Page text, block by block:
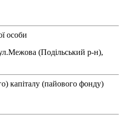
особи
(Подільський р-н),
капіталу (пайового фонду)